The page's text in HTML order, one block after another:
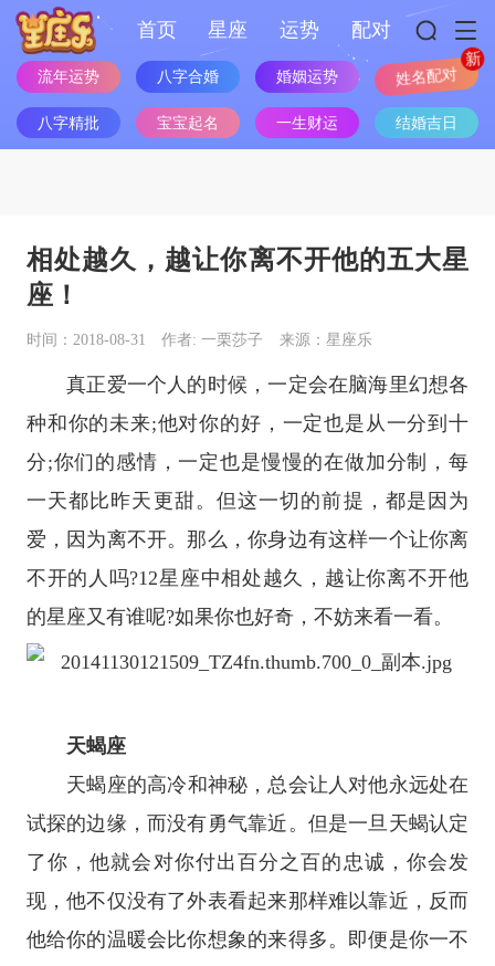
首页 星座 运势 配对
流年运势 八字合婚 婚姻运势 姓名配对
八字精批 宝宝起名 一生财运 结婚吉日
相处越久，越让你离不开他的五大星
座！
时间：2018-08-31 作者: 一栗莎子 来源：星座乐
真正爱一个人的时候，一定会在脑海里幻想各
种和你的未来;他对你的好，一定也是从一分到十
分;你们的感情，一定也是慢慢的在做加分制，每
一天都比昨天更甜。但这一切的前提，都是因为
爱，因为离不开。那么，你身边有这样一个让你离
不开的人吗?12星座中相处越久，越让你离不开他
的星座又有谁呢?如果你也好奇，不妨来看一看。
天蝎座
天蝎座的高冷和神秘，总会让人对他永远处在
试探的边缘，而没有勇气靠近。但是一旦天蝎认定
了你，他就会对你付出百分之百的忠诚，你会发
现，他不仅没有了外表看起来那样难以靠近，反而
他给你的温暖会比你想象的来得多。即便是你一不